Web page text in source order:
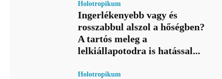
Holotropikum
Ingerlékenyebb vagy és
rosszabbul alszol a hőségben?
A tartós meleg a
lelkiállapotodra is hatással...
Holotropikum